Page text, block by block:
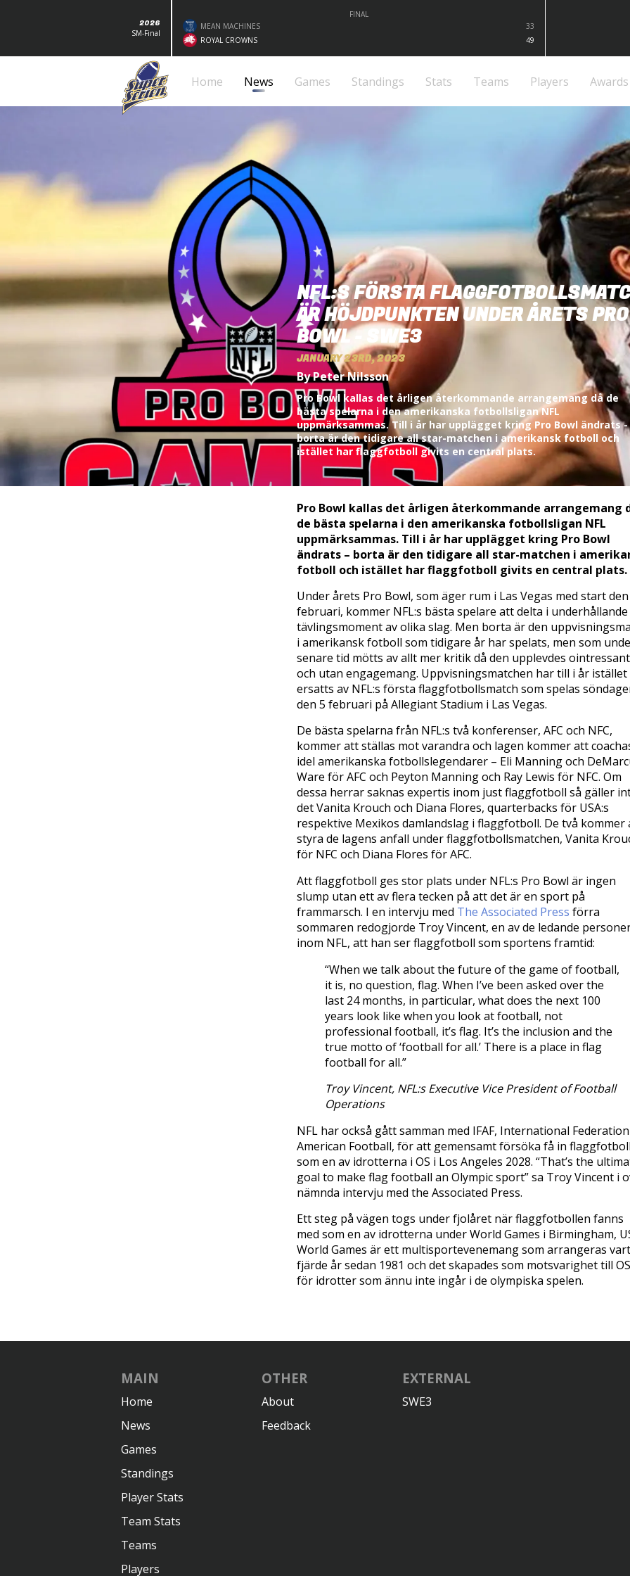
2026
SM-Final
FINAL
MEAN MACHINES
33
ROYAL CROWNS
49
Home News Games Standings Stats Teams Players Awards
NFL:S FÖRSTA
ÄR HÖJDPUNKTEN UNDER ÅRETS PRO
BOWL - SWE3
JANUARY 23RD, 2023
By Peter Nilsson
Pro Bowl kallas det årligen återkommande arrangemang då de
bästa spelarna i den amerikanska fotbollsligan NFL
uppmärksammas. Till i år har upplägget kring Pro Bowl ändrats -
borta är den tidigare all star-matchen i amerikansk fotboll och
istället har flaggfotboll givits en central plats.
Pro Bowl kallas det årligen återkommande arrangemang
de bästa spelarna i den amerikanska fotbollsligan NFL
uppmärksammas. Till i år har upplägget kring Pro Bowl
ändrats – borta är den tidigare all star-matchen i
fotboll och istället har flaggfotboll givits en central plats.
Under årets Pro Bowl, som äger rum i Las Vegas med start
februari, kommer NFL:s bästa spelare att delta i underhållande
tävlingsmoment av olika slag. Men borta är den
i amerikansk fotboll som tidigare år har spelats, men som
senare tid mötts av allt mer kritik då den upplevdes ointressant
och utan engagemang. Uppvisningsmatchen har till i år istället
ersatts av NFL:s första flaggfotbollsmatch som spelas
den 5 februari på Allegiant Stadium i Las Vegas.
De bästa spelarna från NFL:s två konferenser, AFC och NFC,
kommer att ställas mot varandra och lagen kommer att
idel amerikanska fotbollslegendarer – Eli Manning och
Ware för AFC och Peyton Manning och Ray Lewis för NFC. Om
dessa herrar saknas expertis inom just flaggfotboll så gäller
det Vanita Krouch och Diana Flores, quarterbacks för USA:s
respektive Mexikos damlandslag i flaggfotboll. De två kommer
styra de lagens anfall under flaggfotbollsmatchen, Vanita
för NFC och Diana Flores för AFC.
Att flaggfotboll ges stor plats under NFL:s Pro Bowl är ingen
slump utan ett av flera tecken på att det är en sport på
frammarsch. I en intervju med The Associated Press förra
sommaren redogjorde Troy Vincent, en av de ledande
inom NFL, att han ser flaggfotboll som sportens framtid:
“When we talk about the future of the game of football,
it is, no question, flag. When I’ve been asked over the
last 24 months, in particular, what does the next 100
years look like when you look at football, not
professional football, it’s flag. It’s the inclusion and the
true motto of ‘football for all.’ There is a place in flag
football for all.”
Troy Vincent, NFL:s Executive Vice President of Football
Operations
NFL har också gått samman med IFAF, International
American Football, för att gemensamt försöka få in
som en av idrotterna i OS i Los Angeles 2028. “That’s the
goal to make flag football an Olympic sport” sa Troy Vincent i
nämnda intervju med the Associated Press.
Ett steg på vägen togs under fjolåret när flaggfotbollen fanns
med som en av idrotterna under World Games i Birmingham,
World Games är ett multisportevenemang som arrangeras vart
fjärde år sedan 1981 och det skapades som motsvarighet till OS
för idrotter som ännu inte ingår i de olympiska spelen.
MAIN
Home
News
Games
Standings
Player Stats
Team Stats
Teams
Players
OTHER
About
Feedback
EXTERNAL
SWE3